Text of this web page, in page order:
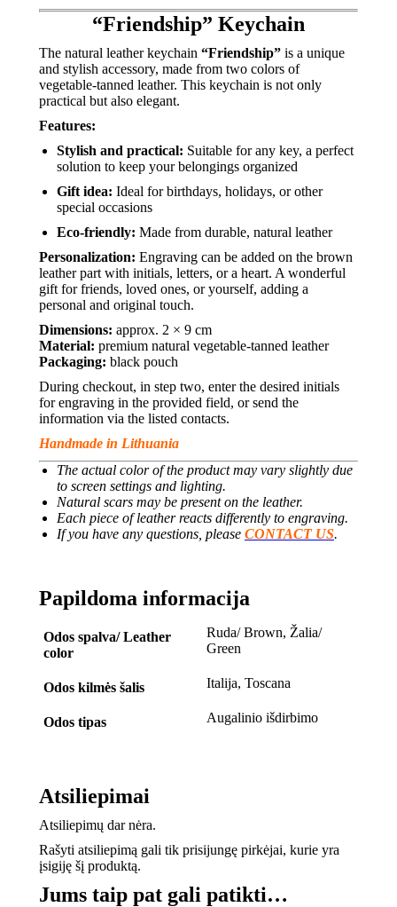
“Friendship” Keychain
The natural leather keychain “Friendship” is a unique
and stylish accessory, made from two colors of
vegetable-tanned leather. This keychain is not only
practical but also elegant.
Features:
Stylish and practical: Suitable for any key, a perfect
solution to keep your belongings organized
Gift idea: Ideal for birthdays, holidays, or other
special occasions
Eco-friendly: Made from durable, natural leather
Personalization: Engraving can be added on the brown
leather part with initials, letters, or a heart. A wonderful
gift for friends, loved ones, or yourself, adding a
personal and original touch.
Dimensions: approx. 2 × 9 cm
Material: premium natural vegetable-tanned leather
Packaging: black pouch
During checkout, in step two, enter the desired initials
for engraving in the provided field, or send the
information via the listed contacts.
Handmade in Lithuania
The actual color of the product may vary slightly due
to screen settings and lighting.
Natural scars may be present on the leather.
Each piece of leather reacts differently to engraving.
If you have any questions, please CONTACT US.
Papildoma informacija
Odos spalva/ Leather
color
Ruda/ Brown, Žalia/
Green
Odos kilmės šalis Italija, Toscana
Odos tipas Augalinio išdirbimo
Atsiliepimai
Atsiliepimų dar nėra.
Rašyti atsiliepimą gali tik prisijungę pirkėjai, kurie yra
įsigiję šį produktą.
Jums taip pat gali patikti…